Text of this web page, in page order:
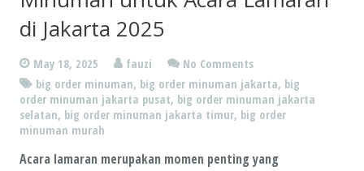
di Jakarta 2025
May 18, 2025 fauzi
No Comments
big order minuman, big order minuman jakarta, big
order minuman jakarta pusat, big order minuman jakarta
selatan, big order minuman jakarta timur, big order
minuman murah
Acara lamaran merupakan momen penting yang